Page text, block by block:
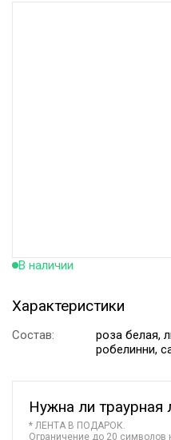
В наличии
Характеристики
Состав:
роза белая,
робелинни,
Нужна ли траурная
* ЛЕНТА В ПОДАРОК.
Ограничение до 20 символов